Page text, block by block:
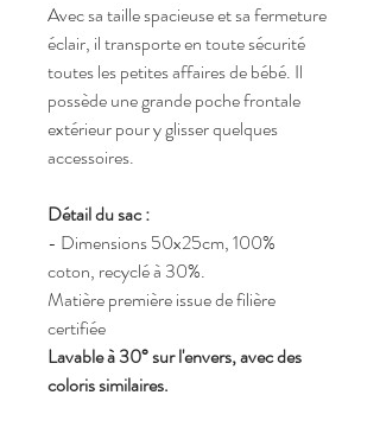
Avec sa taille spacieuse et sa fermeture
éclair, il transporte en toute sécurité
toutes les petites affaires de bébé. Il
possède une grande poche frontale
extérieur pour y glisser quelques
accessoires.
Détail du sac :
- Dimensions 50x25cm, 100%
coton, recyclé à 30%.
Matière première issue de filière
certifiée
Lavable à 30° sur l'envers, avec des
coloris similaires.